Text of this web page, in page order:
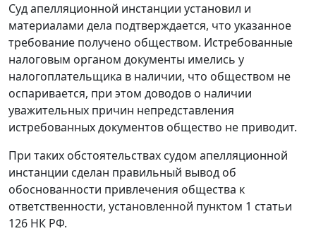
Суд апелляционной инстанции установил и
материалами дела подтверждается, что указанное
требование получено обществом. Истребованные
налоговым органом документы имелись у
налогоплательщика в наличии, что обществом не
оспаривается, при этом доводов о наличии
уважительных причин непредставления
истребованных документов общество не приводит.
При таких обстоятельствах судом апелляционной
инстанции сделан правильный вывод об
обоснованности привлечения общества к
ответственности, установленной пунктом 1 статьи
126 НК РФ.